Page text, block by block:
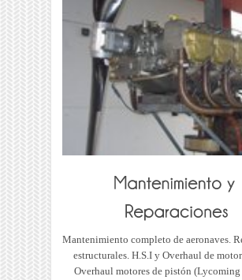
Mantenimiento completo de aeronaves.
estructurales. H.S.I y Overhaul de
Overhaul motores de pistón